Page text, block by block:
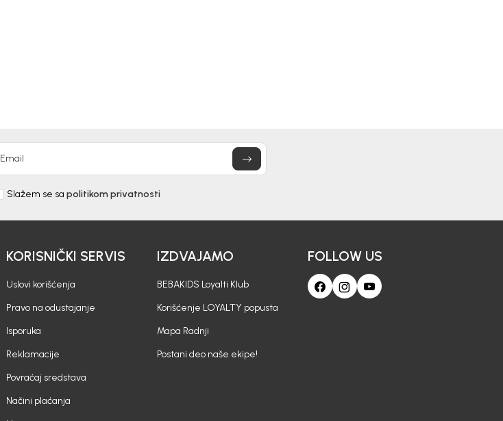
Email
Slažem se sa politikom privatnosti
KORISNIČKI SERVIS
Uslovi korišćenja
Pravo na odustajanje
Isporuka
Reklamacije
Povraćaj sredstava
Načini plaćanja
IZDVAJAMO
BEBAKIDS Loyalti Klub
Korišćenje LOYALTY popusta
Mapa Radnji
Postani deo naše ekipe!
FOLLOW US